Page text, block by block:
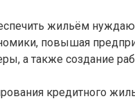
жильём
повышая
а также создание
кредитного